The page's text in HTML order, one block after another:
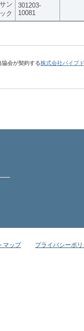
ン
ク
301203-
10081
協会が契約する株式会社パイプ
マップ プライバシーポ